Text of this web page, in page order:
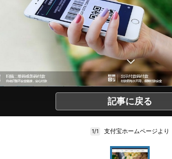
記事に戻る
1/1 支付宝ホームページより